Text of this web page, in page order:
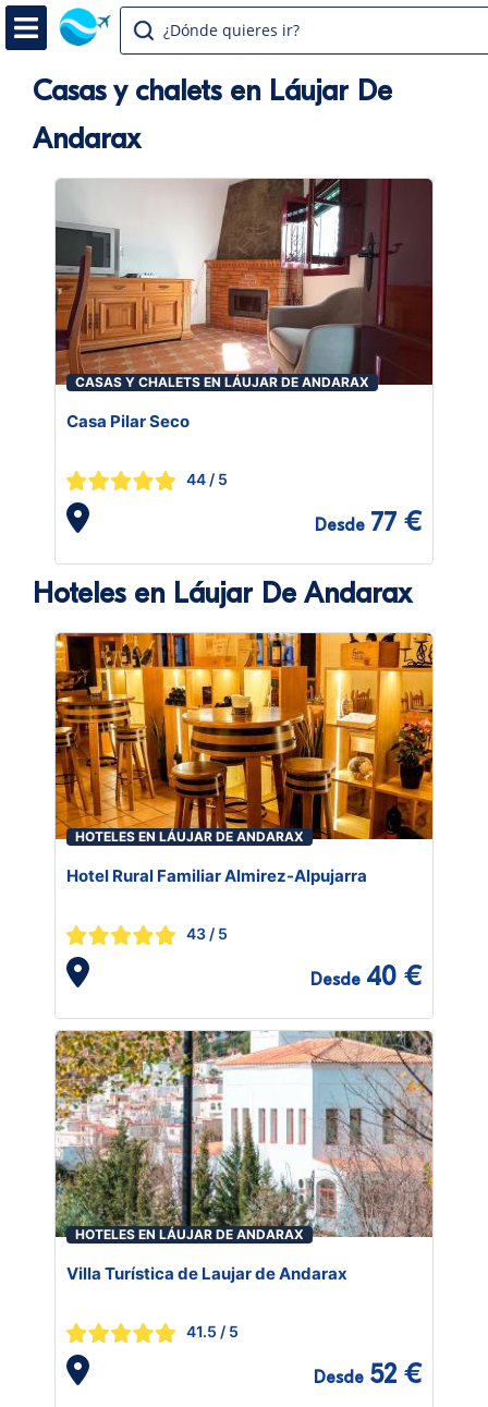
¿Dónde quieres ir?
Casas y chalets en Láujar De
Andarax
CASAS Y CHALETS EN LÁUJAR DE ANDARAX
Casa Pilar Seco
44 / 5
Desde 77 €
Hoteles en Láujar De Andarax
HOTELES EN LÁUJAR DE ANDARAX
Hotel Rural Familiar Almirez-Alpujarra
43 / 5
Desde 40 €
HOTELES EN LÁUJAR DE ANDARAX
Villa Turística de Laujar de Andarax
41.5 / 5
Desde 52 €